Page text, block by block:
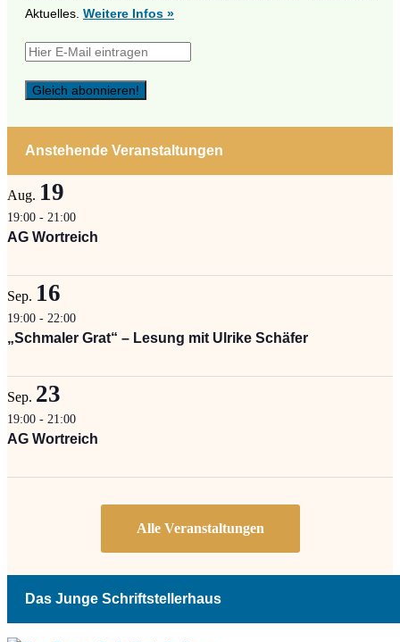
Aktuelles. Weitere Infos »
Anstehende Veranstaltungen
Aug. 19
19:00 - 21:00
AG Wortreich
Sep. 16
19:00 - 22:00
„Schmaler Grat“ – Lesung mit Ulrike Schäfer
Sep. 23
19:00 - 21:00
AG Wortreich
Das Junge Schriftstellerhaus